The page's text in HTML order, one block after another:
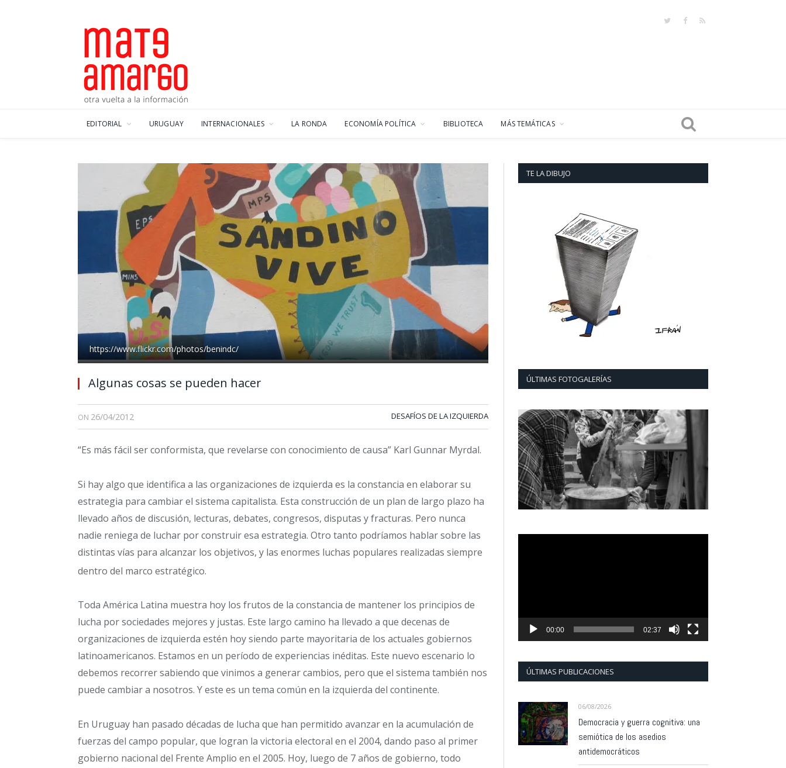
TwitterFacebook
RSS
EDITORIAL URUGUAY INTERNACIONALES LA RONDA ECONOMÍA POLÍTICA BIBLIOTECA MÁS TEMÁTICAS
https://www.flickr.com/photos/benindc/
Algunas cosas se pueden hacer
ON 26/04/2012 DESAFÍOS DE LA IZQUIERDA
“Es más fácil ser conformista, que revelarse con conocimiento de causa” Karl Gunnar Myrdal.
Si hay algo que identifica a las organizaciones de izquierda es la constancia en elaborar su
estrategia para cambiar el sistema capitalista. Esta construcción de un plan de largo plazo ha
llevado años de discusión, lecturas, debates, congresos, disputas y fracturas. Pero nunca
nadie reniega de luchar por construir esa estrategia. Otro tanto podríamos hablar sobre las
distintas vías para alcanzar los objetivos, y las enormes luchas populares realizadas siempre
dentro del marco estratégico.
Toda América Latina muestra hoy los frutos de la constancia de mantener los principios de
lucha por sociedades mejores y justas. Este largo camino ha llevado a que decenas de
organizaciones de izquierda estén hoy siendo parte mayoritaria de los actuales gobiernos
latinoamericanos. Estamos en un período de experiencias inéditas. Este nuevo escenario lo
debemos recorrer sabiendo que vinimos a generar cambios, pero que el sistema también nos
puede cambiar a nosotros. Y este es un tema común en la izquierda del continente.
En Uruguay han pasado décadas de lucha que han permitido avanzar en la acumulación de
fuerzas del campo popular, que logran la victoria electoral en el 2004, dando paso al primer
gobierno nacional del Frente Amplio en el 2005. Hoy, luego de 7 años de gobierno, todo
TE LA DIBUJO
ÚLTIMAS FOTOGALERÍAS
00:00 02:37
ÚLTIMAS PUBLICACIONES
06/08/2026
Democracia y guerra cognitiva: una
semiótica de los asedios
antidemocráticos